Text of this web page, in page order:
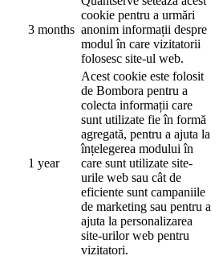
3 months
cookie pentru a urmări
anonim informații despre
modul în care vizitatorii
folosesc site-ul web.
1 year
Acest cookie este folosit
de Bombora pentru a
colecta informații care
sunt utilizate fie în formă
agregată, pentru a ajuta la
înțelegerea modului în
care sunt utilizate site-
urile web sau cât de
eficiente sunt campaniile
de marketing sau pentru a
ajuta la personalizarea
site-urilor web pentru
vizitatori.